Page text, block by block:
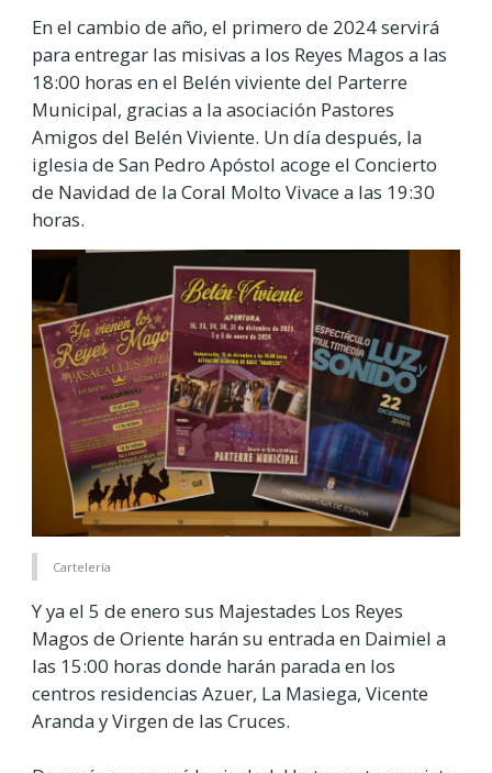
En el cambio de año, el primero de 2024 servirá
para entregar las misivas a los Reyes Magos a las
18:00 horas en el Belén viviente del Parterre
Municipal, gracias a la asociación Pastores
Amigos del Belén Viviente. Un día después, la
iglesia de San Pedro Apóstol acoge el Concierto
de Navidad de la Coral Molto Vivace a las 19:30
horas.
Cartelería
Y ya el 5 de enero sus Majestades Los Reyes
Magos de Oriente harán su entrada en Daimiel a
las 15:00 horas donde harán parada en los
centros residencias Azuer, La Masiega, Vicente
Aranda y Virgen de las Cruces.